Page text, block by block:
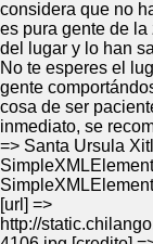
considera que no
es pura gente de
del lugar y lo han
No te esperes el
gente
cosa de ser
inmediato, se
=> Santa Ursula
[url] =>
http://